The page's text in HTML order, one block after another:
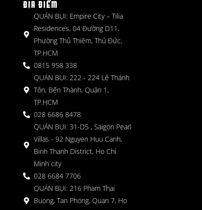
ĐỊA ĐIỂM
QUÁN BỤI: Empire City – Tilia
Residences, 04 Đường D11,
Phường Thủ Thiêm, Thủ Đức,
TP.HCM
0815 958 338
QUÁN BỤI: 222 - 224 Lê Thánh
Tôn, Bến Thành, Quận 1,
TP.HCM
028 6686 8478
QUÁN BỤI: 31-D5 , Saigon Pearl
Villas - 92 Nguyen Huu Canh,
Binh Thanh District, Ho Chi
Minh city
028 6684 7706
QUÁN BỤI: 216 Pham Thai
Buong, Tan Phong, Quan 7, Ho